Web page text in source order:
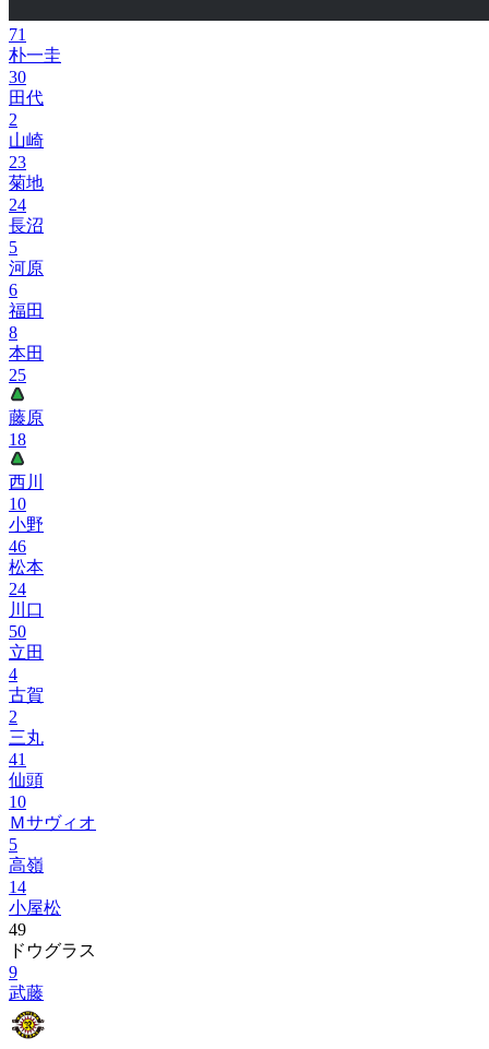
71
朴一圭
30
田代
2
山崎
23
菊地
24
長沼
5
河原
6
福田
8
本田
25
藤原
18
西川
10
小野
46
松本
24
川口
50
立田
4
古賀
2
三丸
41
仙頭
10
Ｍサヴィオ
5
高嶺
14
小屋松
49
ドウグラス
9
武藤